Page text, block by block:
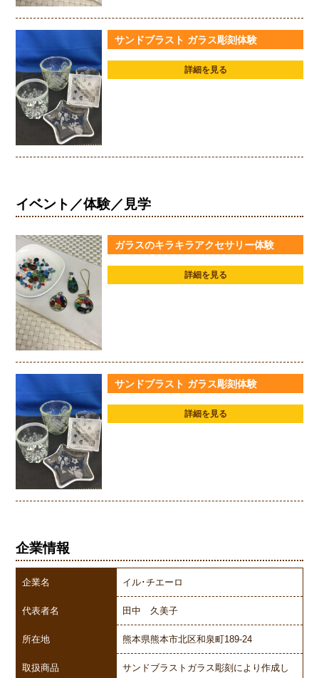
サンドブラスト ガラス彫刻体験
詳細を見る
イベント／体験／見学
ガラスのキラキラアクセサリー体験
詳細を見る
サンドブラスト ガラス彫刻体験
詳細を見る
企業情報
企業名 イル･チエーロ
代表者名 田中 久美子
所在地 熊本県熊本市北区和泉町189-24
取扱商品 サンドブラストガラス彫刻により作成し